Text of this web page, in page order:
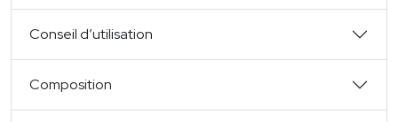
Conseil d’utilisation
Composition